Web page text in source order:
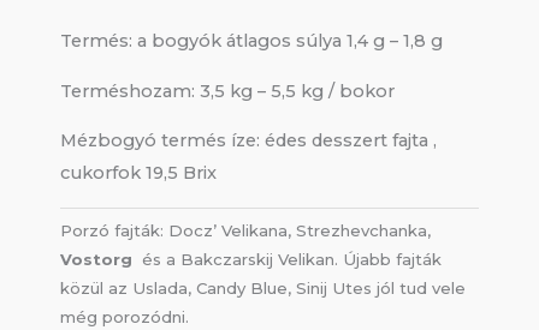
Termés: a bogyók átlagos súlya 1,4 g – 1,8 g
Terméshozam: 3,5 kg – 5,5 kg / bokor
Mézbogyó termés íze: édes desszert fajta ,
cukorfok 19,5 Brix
Porzó fajták: Docz’ Velikana, Strezhevchanka,
Vostorg és a Bakczarskij Velikan. Újabb fajták
közül az Uslada, Candy Blue, Sinij Utes jól tud vele
még porozódni.